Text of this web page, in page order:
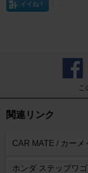
イイね！
関連リンク
CAR MATE / カー
ホンダ ステップワ